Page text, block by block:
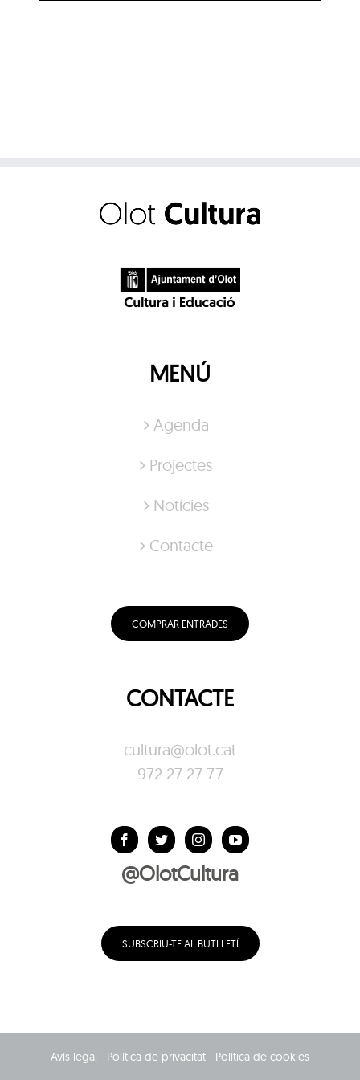
MENÚ
Agenda
Projectes
Notícies
Contacte
COMPRAR ENTRADES
CONTACTE
cultura@olot.cat
972 27 27 77
@OlotCultura
SUBSCRIU-TE AL BUTLLETÍ
Avís legal Política de privacitat Política de cookies